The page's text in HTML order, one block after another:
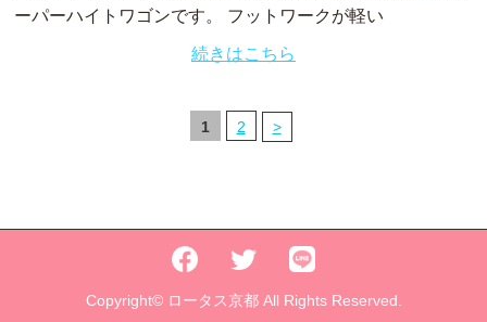
ーパーハイトワゴンです。 フットワークが軽い
続きはこちら
1 2 >
Copyright© ロータス京都 All Rights Reserved.